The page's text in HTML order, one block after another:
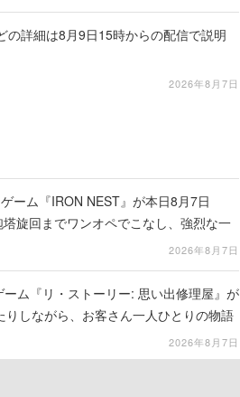
詳細は8月9日15時からの配信で説明
2026年8月7日
ーム『IRON NEST』が本日8月7日
旋回までワンオペでこなし、強烈な一
2026年8月7日
ム『リ・ストーリー: 思い出修理屋』が
しながら、お客さん一人ひとりの物語
2026年8月7日